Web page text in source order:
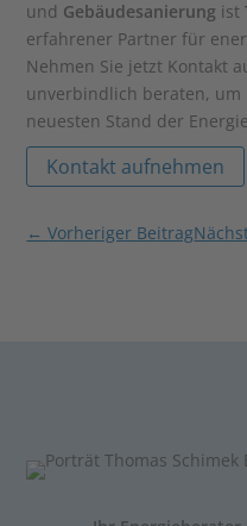
und Gebäudesanierung ist
erfahrener Partner für
Nehmen Sie jetzt Kontakt
unverbindlich beraten,
neuesten Stand der
Kontakt aufnehmen
←Vorheriger Beitrag